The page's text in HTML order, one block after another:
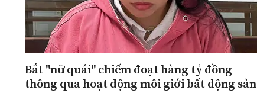
Bắt "nữ quái" chiếm đoạt hàng tỷ đồng
thông qua hoạt động môi giới bất động sản